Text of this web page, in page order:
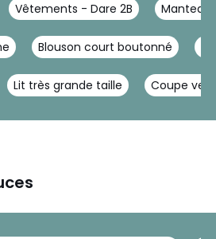
Vêtements - Dare 2B
Blouson court boutonné
Lit très grande taille Coupe